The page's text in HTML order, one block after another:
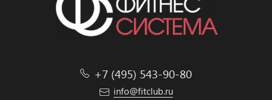
+7 (495) 543-90-80
info@fitclub.ru